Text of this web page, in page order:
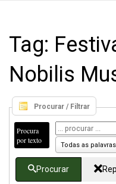
Tag:
Nobilis
Procurar / Filtrar
Procura
por texto
Todas as palavras
Procurar